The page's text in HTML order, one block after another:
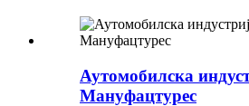
Аутомобилска
Мануфацтурес